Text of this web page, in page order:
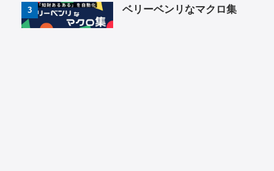
3 ベリーベンリなマクロ集